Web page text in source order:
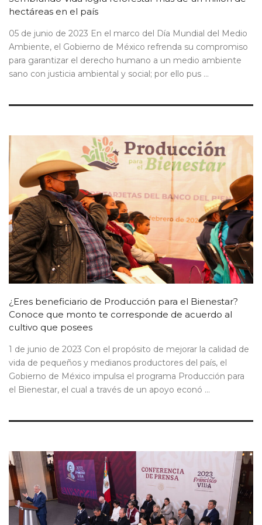
hectáreas en el país
05 de junio de 2023 En el marco del Día Mundial del Medio
Ambiente, el Gobierno de México refrenda su compromiso
para garantizar el derecho humano a un medio ambiente
sano con justicia ambiental y social; por ello pus ...
¿Eres beneficiario de Producción para el Bienestar?
Conoce que monto te corresponde de acuerdo al
cultivo que posees
1 de junio de 2023 Con el propósito de mejorar la calidad de
vida de pequeños y medianos productores del país, el
Gobierno de México impulsa el programa Producción para
el Bienestar, el cual a través de un apoyo econó ...